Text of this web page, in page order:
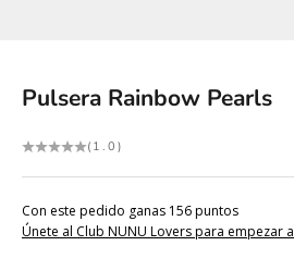
Pulsera Rainbow Pearls
(1.0)
Con este pedido ganas 156 puntos
Únete al Club NUNU Lovers para empezar